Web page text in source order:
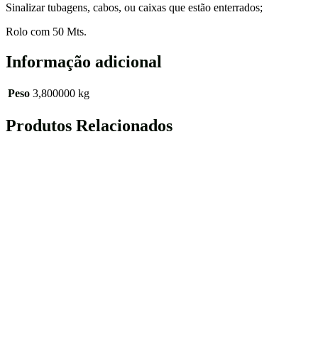
Sinalizar tubagens, cabos, ou caixas que estão enterrados;
Rolo com 50 Mts.
Informação adicional
Peso 3,800000 kg
Produtos Relacionados